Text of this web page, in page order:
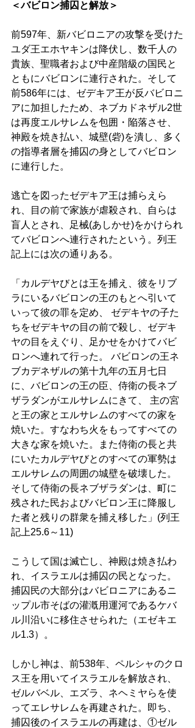
＜バビロン捕囚と解放＞
前597年、新バビロニアの攻撃を受けた
ユダ王エホヤキンは降伏し、数千人の
貴族、聖職者および中産階級の国民と
ともにバビロンに連行された。そして
前586年には、ゼデキア王が反バビロニ
アに加担したため、ネブカドネザル2世
は再度エルサレムを包囲・陥落させ、
神殿を焼き払い、城壁(砦)を潰し、多く
の指導者層を捕囚の身としてバビロン
に連行した。
逃亡を図ったゼデキア王は捕らえら
れ、目の前で家族が虐殺され、自らは
盲人とされ、足械(あしかせ)をかけられ
てバビロンへ連行されたという。列王
記上には次の通りある。
「カルデヤびとは王を捕え、彼をリブ
ラにいるバビロンの王のもとへ引いて
いって彼の罪を定め、 ゼデキヤの子た
ちをゼデキヤの目の前で殺し、ゼデキ
ヤの目をえぐり、足かせをかけてバビ
ロンへ連れて行った。 バビロンの王ネ
ブカデネザルの第十九年の五月七日
に、バビロンの王の臣、侍衛の長ネブ
ザラダンがエルサレムにきて、 主の宮
と王の家とエルサレムのすべての家を
焼いた。すなわち火をもってすべての
大きな家を焼いた。また侍衛の長と共
にいたカルデヤびとのすべての軍勢は
エルサレムの周囲の城壁を破壊した。
そして侍衛の長ネブザラダンは、町に
残された民およびバビロン王に降服し
た者と残りの群衆を捕え移した」(列王
記上25.6～11)
こうして国は滅亡し、神殿は焼き払わ
れ、イスラエルは捕囚の民となった。
捕囚民の大部分はバビロニアにあるニ
ップル市そばの灌漑用運河であるケバ
ル川沿いに移住させられた（エゼキエ
ル1.3）。
しかし神は、前538年、ペルシャのクロ
ス王を用いてイスラエルを解放され、
ゼルバベル、エズラ、ネヘミヤらを使
ってエレサレムを再建された。即ち、
捕囚後のイスラエルの再建は、①ゼル